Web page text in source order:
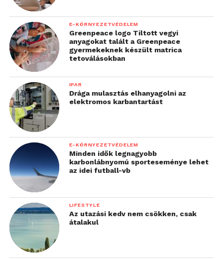
E-KÖRNYEZETVÉDELEM
Greenpeace logo Tiltott vegyi
anyagokat talált a Greenpeace
gyermekeknek készült matrica
tetoválásokban
IPAR
Drága mulasztás elhanyagolni az
elektromos karbantartást
E-KÖRNYEZETVÉDELEM
Minden idők legnagyobb
karbonlábnyomú sporteseménye lehet
az idei futball-vb
LIFESTYLE
Az utazási kedv nem csökken, csak
átalakul